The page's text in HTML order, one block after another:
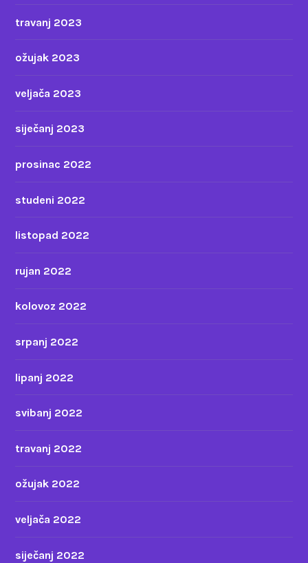
travanj 2023
ožujak 2023
veljača 2023
siječanj 2023
prosinac 2022
studeni 2022
listopad 2022
rujan 2022
kolovoz 2022
srpanj 2022
lipanj 2022
svibanj 2022
travanj 2022
ožujak 2022
veljača 2022
siječanj 2022